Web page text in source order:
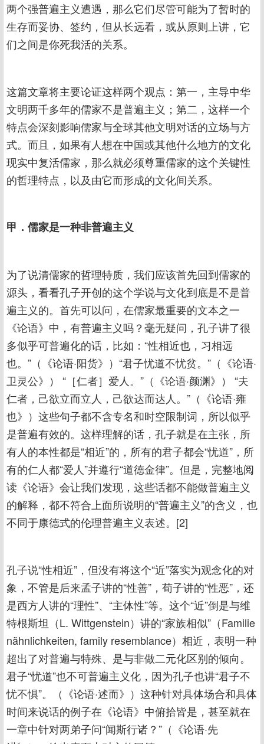
两个强普遍主义遭遇，那么它们尽管可能为了暂时的
生存而妥协、签约，但从长远看，或从原则上讲，它
们之间是你死我活的关系。
这篇文章将主要论证这样两个观点：第一，主导中华
文明两千多年的儒家不是普遍主义；第二，这样一个
特点会深刻影响儒家与全球其他文明对话的立场与方
式。而且，如果有人想在中国或其他什么地方的文化
现实中复活儒家，那么就必须尊重儒家的这个关键性
的哲理特点，以及由它而形成的文化间关系。
甲．儒家是一种非普遍主义
为了说清儒家的哲理特质，我们应该首先回到儒家的
源头，看看孔子开创的这个学说与文化到底是不是普
遍主义的。首先可以问，在儒家最重要的文本之一
《论语》中，有普遍主义吗？毫无疑问，孔子讲了很
多似乎可普遍化的话，比如：“性相近也，习相远
也。”（《论语·阳货》）“君子忧道不忧贫。”（《论语·
卫灵公》） “［仁者］爱人。”（《论语·颜渊》） “夫
仁者，己欲立而立人，己欲达而达人。”（《论语·雍
也》）这些句子都不含专名和时空限制词，所以似乎
是普遍有效的。这样理解的话，孔子就是在主张，所
有人的本性都是“相近”的，所有的君子都会“忧道”，所
有的仁人都“爱人”并遵行“道德金律”。但是，完整地阅
读《论语》会让我们发现，这些话都不能做普遍主义
的解释，都不符合上面所说明的“普遍主义”的含义，也
不同于康德式的伦理普遍主义表述。[2]
孔子说“性相近”，但没有将这个“近”落实为观念化的对
象，不管是后来孟子讲的“性善”，荀子讲的“性恶”，还
是西方人讲的“理性”、“主体性”等。这个“近”倒是与维
特根斯坦（L. Wittgenstein）讲的“家族相似”（Familie
nähnlichkeiten, family resemblance）相近，表明一种
超出了对普遍与特殊、是与非做二元化区别的倾向。
君子“忧道”也不可普遍主义化，因为孔子也讲“君子不
忧不惧”。（《论语·述而》）这种针对具体场合和具体
时间来说话的例子在《论语》中俯拾皆是，甚至就在
一章中针对两弟子问“闻斯行诸？”（《论语·先